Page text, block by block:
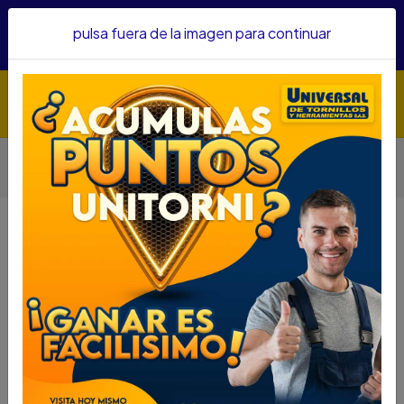
confianza&nbsp;Recibe un KIT PARRILLERO por compras
Herramientas Herramienta Eléctrica
LIJADORA DE BANDA MAKITA 9403 4" X 24" 1200W 110V
500M/MIN
LIJADORA DE BANDA MAKITA 9403
4" X 24" 1200W 110V 500M/MIN
LIJADORA DE BANDA MAKITA 9403 4" X 24" 1200W
110V 500M/MIN
SKU.....64380255
pulsa fuera de la imagen para continuar